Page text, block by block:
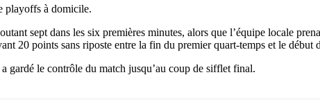
playoffs à domicile.
sept dans les six premières minutes, alors que l’équipe locale
20 points sans riposte entre la fin du premier quart-temps et le début
gardé le contrôle du match jusqu’au coup de sifflet final.